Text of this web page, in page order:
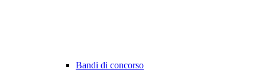
Bandi di concorso